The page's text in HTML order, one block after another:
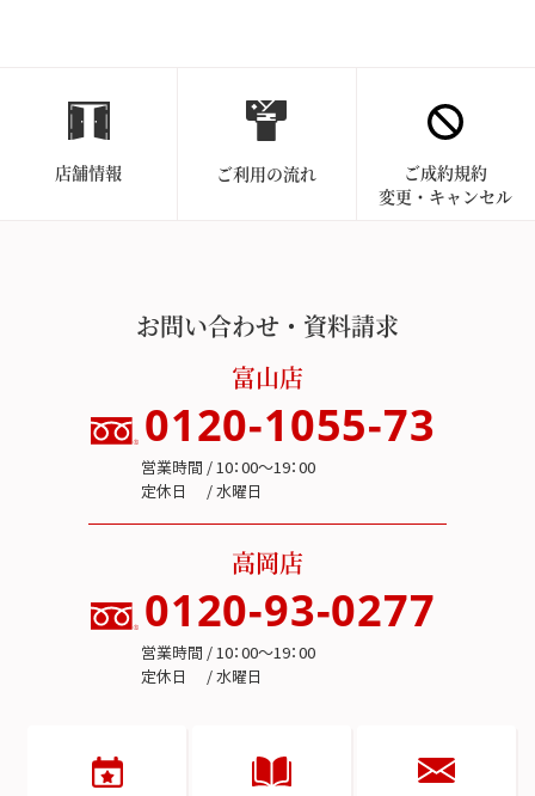
店舗情報 ご利用の流れ
ご成約規約
変更・キャンセル
お問い合わせ・資料請求
富山店
0120-1055-73
営業時間 / 10：00～19：00
定休日 / 水曜日
高岡店
0120-93-0277
営業時間 / 10：00～19：00
定休日 / 水曜日